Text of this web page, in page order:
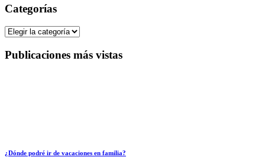
Categorías
Categorías
Publicaciones más vistas
¿Dónde podré ir de vacaciones en familia?